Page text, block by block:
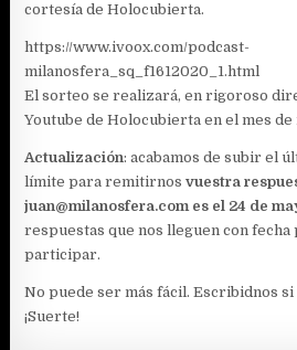
cortesía de Holocubierta.
https://www.ivoox.com/podcast-
milanosfera_sq_f1612020_1.html
El sorteo se realizará, en rigoroso
Youtube de Holocubierta en el mes de
Actualización: acabamos de subir el
límite para remitirnos vuestra
juan@milanosfera.com es el 24 de
respuestas que nos lleguen con
participar.
No puede ser más fácil. Escribidnos si
¡Suerte!